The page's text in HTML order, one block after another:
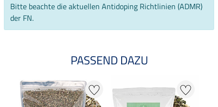
Bitte beachte die aktuellen Antidoping Richtlinien (ADMR)
der FN.
PASSEND DAZU